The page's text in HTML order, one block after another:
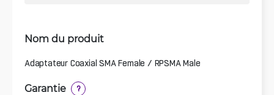
Nom du produit
Adaptateur Coaxial SMA Female / RPSMA Male
Garantie ?